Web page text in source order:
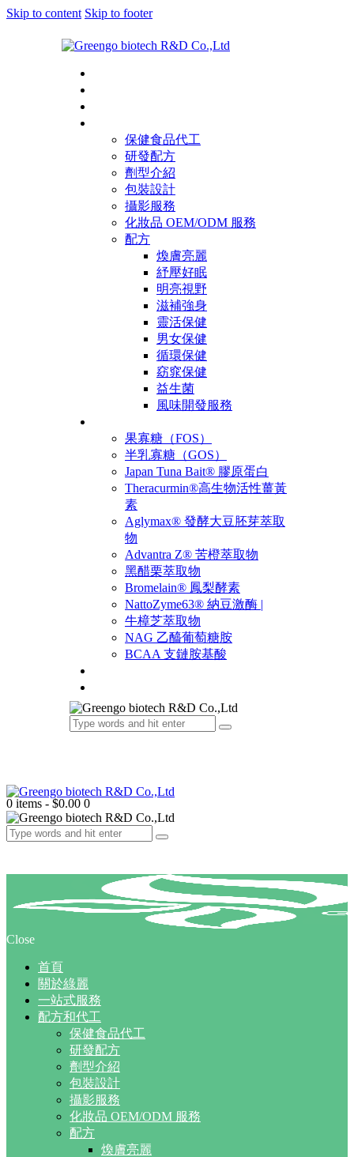
Skip to content Skip to footer
保健食品代工
研發配方
劑型介紹
包裝設計
攝影服務
化妝品 OEM/ODM 服務
配方
煥膚亮麗
紓壓好眠
明亮視野
滋補強身
靈活保健
男女保健
循環保健
窈窕保健
益生菌
風味開發服務
果寡糖（FOS）
半乳寡糖（GOS）
Japan Tuna Bait® 膠原蛋白
Theracurmin®高生物活性薑黃
素
Aglymax® 發酵大豆胚芽萃取
物
Advantra Z® 苦橙萃取物
黑醋栗萃取物
Bromelain® 鳳梨酵素
NattoZyme63® 納豆激酶 |
牛樟芝萃取物
NAG 乙醯葡萄糖胺
BCAA 支鏈胺基酸
0 items - $0.00 0
Close
首頁
關於綠麗
一站式服務
配方和代工
保健食品代工
研發配方
劑型介紹
包裝設計
攝影服務
化妝品 OEM/ODM 服務
配方
煥膚亮麗